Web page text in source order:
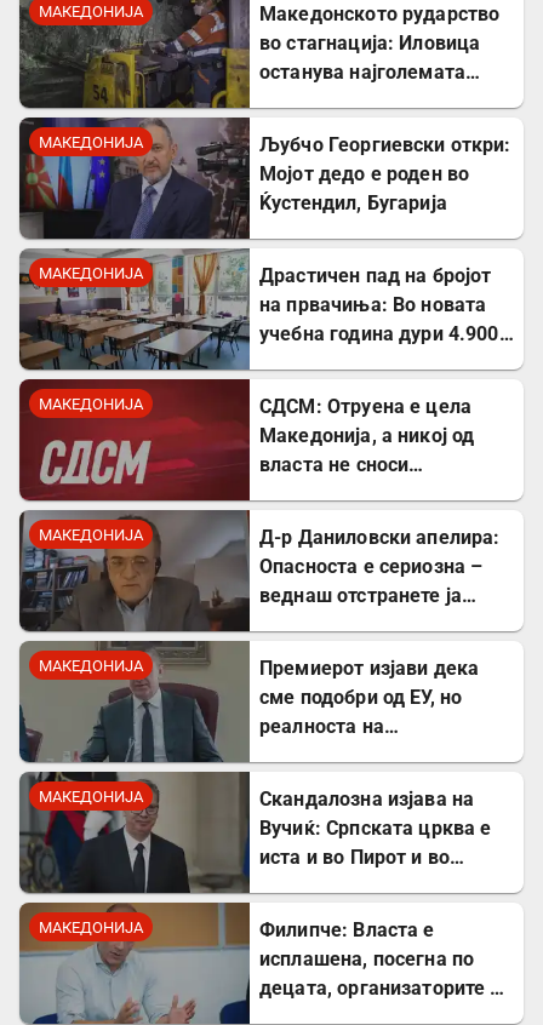
МАКЕДОНИЈА
Македонското рударство
во стагнација: Иловица
останува најголемата
МАКЕДОНИЈА
Љубчо Георгиевски откри:
Мојот дедо е роден во
Ќустендил, Бугарија
МАКЕДОНИЈА
Драстичен пад на бројот
на првачиња: Во новата
учебна година дури 4.900
МАКЕДОНИЈА
СДСМ: Отруена е цела
Македонија, а никој од
власта не сноси
МАКЕДОНИЈА
Д-р Даниловски апелира:
Опасноста е сериозна –
веднаш отстранете ја
западнонилска треска!
МАКЕДОНИЈА
Премиерот изјави дека
сме подобри од ЕУ, но
реалноста на
МАКЕДОНИЈА
Скандалозна изјава на
Вучиќ: Српската црква е
иста и во Пирот и во
МАКЕДОНИЈА
Филипче: Власта е
исплашена, посегна по
децата, организаторите и